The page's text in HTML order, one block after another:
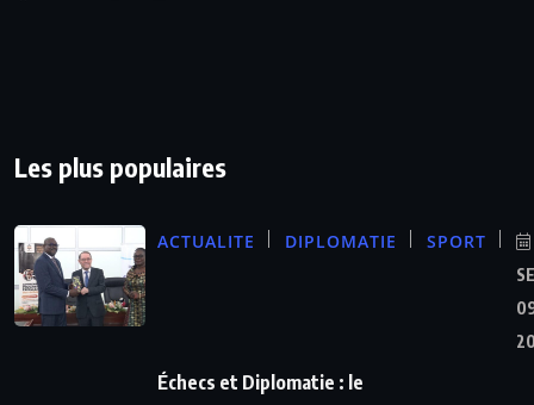
Les plus populaires
ACTUALITE DIPLOMATIE SPORT
Échecs et Diplomatie : le